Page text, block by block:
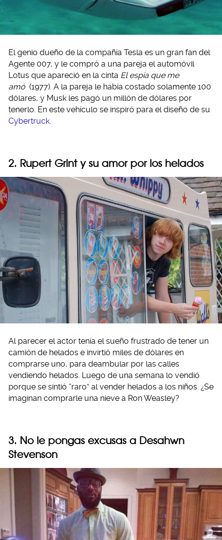
El genio dueño de la compañía Tesla es un gran fan del
Agente 007, y le compró a una pareja el automóvil
Lotus que apareció en la cinta El espía que me
amó (1977). A la pareja le había costado solamente 100
dólares, y Musk les pagó un millón de dólares por
tenerlo. En este vehículo se inspiró para el diseño de su
Cybertruck.
2. Rupert Grint y su amor por los helados
Al parecer el actor tenía el sueño frustrado de tener un
camión de helados e invirtió miles de dólares en
comprarse uno, para deambular por las calles
vendiendo helados. Luego de una semana lo vendió
porque se sintió “raro” al vender helados a los niños. ¿Se
imaginan comprarle una nieve a Ron Weasley?
3. No le pongas excusas a Desahwn
Stevenson